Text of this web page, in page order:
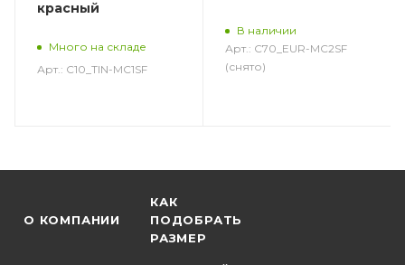
красный
Много на складе
Арт.: C10_TIN-MC1SF
В наличии
Арт.: C70_EUR-MC2SF
(снято)
О КОМПАНИИ
КАК
ПОДОБРАТЬ
РАЗМЕР